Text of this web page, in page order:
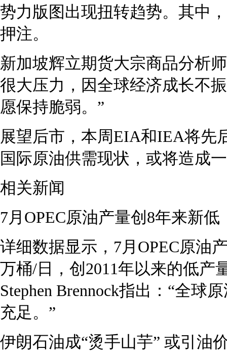
势力版图出现扭转趋势。其中
押注。
新加坡辉立期货大宗商品分析
很大压力，因全球经济成长不
愿保持脆弱。”
展望后市，本周EIA和IEA将先
国际原油供需现状，或将造成
相关新闻
7月OPEC原油产量创8年来新低
详细数据显示，7月OPEC原油
万桶/日，创2011年以来的低产
Stephen Brennock指出：“全球
充足。”
伊朗石油成“烫手山芋” 或引油